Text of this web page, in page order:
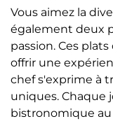
Vous aimez la
également deux
passion. Ces
offrir une
chef s'exprime à
uniques. Chaque
bistronomique